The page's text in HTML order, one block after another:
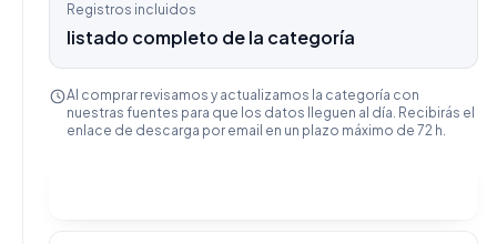
Registros incluidos
listado completo de la categoría
Al comprar revisamos y actualizamos la categoría con
nuestras fuentes para que los datos lleguen al día. Recibirás el
enlace de descarga por email en un plazo máximo de 72 h.